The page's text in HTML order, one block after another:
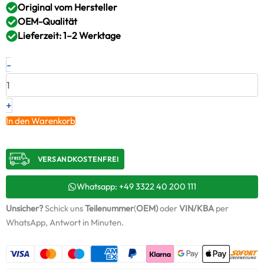
Original vom Hersteller
OEM-Qualität
Lieferzeit: 1–2 Werktage
-
Neuer
Original
IH
–
8980305710
F31CNDS0110G
Menge
+
In den Warenkorb
VERSANDKOSTENFREI​
Whatsapp: +49 3322 40 200 111
Unsicher?Schick unsTeilenummer(OEM)oderVIN/KBAper
WhatsApp, Antwort in Minuten.